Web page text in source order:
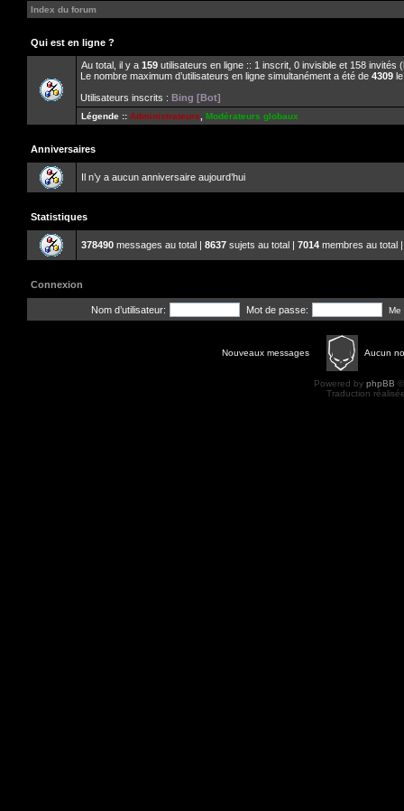
Index du forum
Qui est en ligne ?
Au total, il y a 159 utilisateurs en ligne :: 1 inscrit, 0 invisible et 158
Le nombre maximum d’utilisateurs en ligne simultanément a été de 4309
Utilisateurs inscrits : Bing [Bot]
Légende :: Administrateurs Modérateurs globaux
Anniversaires
Il n’y a aucun anniversaire aujourd’hui
Statistiques
378490 messages au total | 8637 sujets au total | 7014 membres au total
Connexion
Nom d’utilisateur: Mot de passe: Me
Nouveaux messages Aucun
Powered by phpBB
Traduction